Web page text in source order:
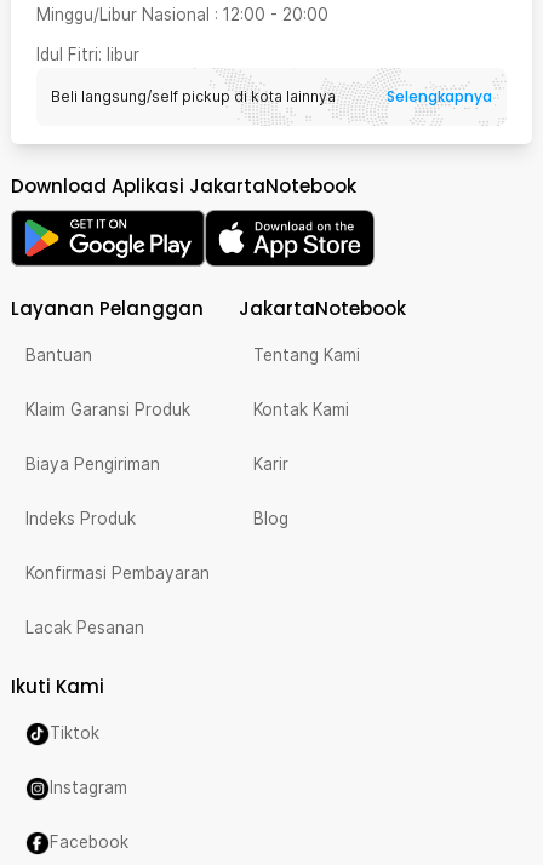
Minggu/Libur Nasional : 12:00 - 20:00
Idul Fitri: libur
Beli langsung/self pickup di kota lainnya Selengkapnya
Download Aplikasi JakartaNotebook
Layanan Pelanggan
Bantuan
Klaim Garansi Produk
Biaya Pengiriman
Indeks Produk
Konfirmasi Pembayaran
Lacak Pesanan
JakartaNotebook
Tentang Kami
Kontak Kami
Karir
Blog
Ikuti Kami
Tiktok
Instagram
Facebook